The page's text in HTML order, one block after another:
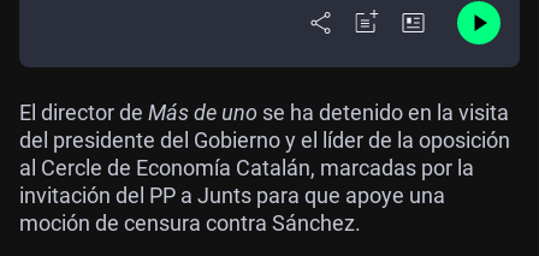
El director de Más de uno se ha detenido en la visita
del presidente del Gobierno y el líder de la oposición
al Cercle de Economía Catalán, marcadas por la
invitación del PP a Junts para que apoye una
moción de censura contra Sánchez.